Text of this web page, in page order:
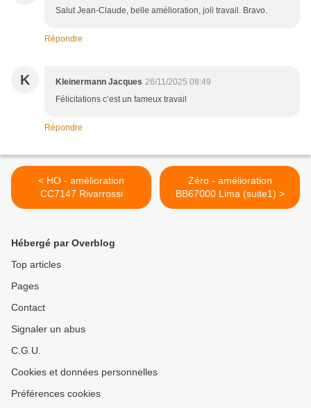
Salut Jean-Claude, belle amélioration, joli travail. Bravo.
Répondre
K Kleinermann Jacques 26/11/2025 08:49
Félicitations c’est un fameux travail
Répondre
< HO - amélioration
CC7147 Rivarrossi
Zéro - amélioration
BB67000 Lima (suite1) >
Hébergé par Overblog
Top articles
Pages
Contact
Signaler un abus
C.G.U.
Cookies et données personnelles
Préférences cookies